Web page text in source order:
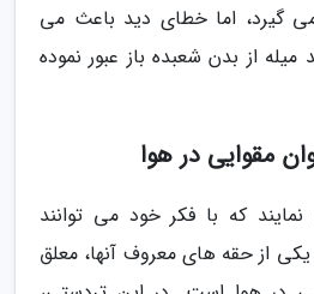
گیرد، اما خطای دید باعث می
از بدن شعبده باز عبور نموده
مقوایی در هوا
که با فکر خود می توانند
از حقه های معروف آنها، معلق